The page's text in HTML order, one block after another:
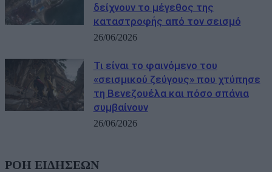
δείχνουν το μέγεθος της
καταστροφής από τον σεισμό
26/06/2026
Τι είναι το φαινόμενο του
«σεισμικού ζεύγους» που χτύπησε
τη Βενεζουέλα και πόσο σπάνια
συμβαίνουν
26/06/2026
ΡΟΗ ΕΙΔΗΣΕΩΝ